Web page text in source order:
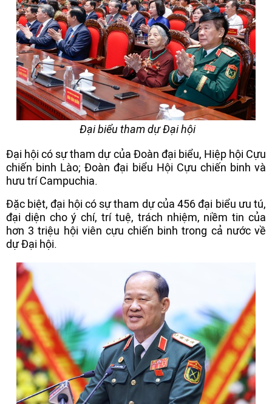
Đại biểu tham dự Đại hội
Đại hội có sự tham dự của Đoàn đại biểu, Hiệp hội Cựu
chiến binh Lào; Đoàn đại biểu Hội Cựu chiến binh và
hưu trí Campuchia.
Đặc biệt, đại hội có sự tham dự của 456 đại biểu ưu tú,
đại diện cho ý chí, trí tuệ, trách nhiệm, niềm tin của
hơn 3 triệu hội viên cựu chiến binh trong cả nước về
dự Đại hội.